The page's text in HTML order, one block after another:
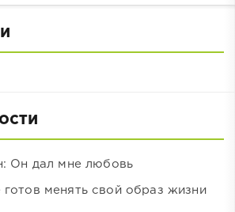
Он дал мне любовь
менять свой образ жизни